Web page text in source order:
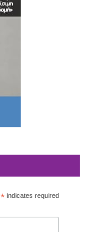
*indicates required